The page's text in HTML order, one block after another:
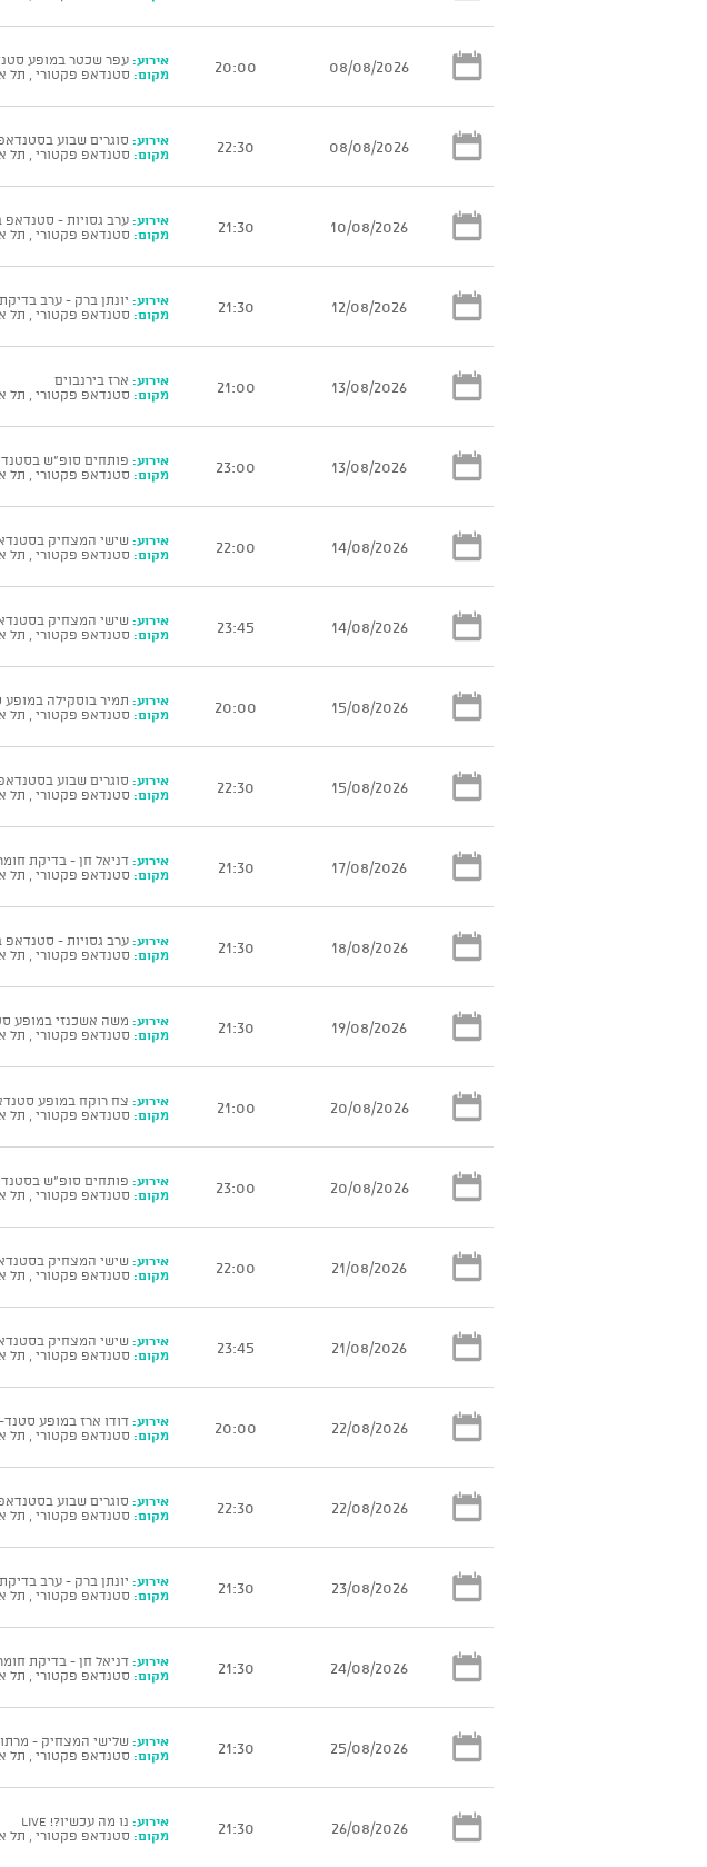
08/08/2026
20:00 אירוע: עפר שכטר במופע
מקום: סטנדאפ פקטורי , תל
08/08/2026
22:30 אירוע: סוגרים שבוע
מקום: סטנדאפ פקטורי , תל
10/08/2026
21:30 אירוע: ערב גסויות - סטנדאפ
מקום: סטנדאפ פקטורי , תל
12/08/2026
21:30 אירוע: יונתן ברק - ערב
מקום: סטנדאפ פקטורי , תל
13/08/2026
21:00 אירוע: ארז בירנבוים
מקום: סטנדאפ פקטורי , תל
13/08/2026
23:00 אירוע: פותחים סופ"ש
מקום: סטנדאפ פקטורי , תל
14/08/2026
22:00 אירוע: שישי המצחיק בסטנדאפ
מקום: סטנדאפ פקטורי , תל
14/08/2026
23:45 אירוע: שישי המצחיק בסטנדאפ
מקום: סטנדאפ פקטורי , תל
15/08/2026
20:00 אירוע: תמיר בוסקילה
מקום: סטנדאפ פקטורי , תל
15/08/2026
22:30 אירוע: סוגרים שבוע
מקום: סטנדאפ פקטורי , תל
17/08/2026
21:30 אירוע: דניאל חן - בדיקת
מקום: סטנדאפ פקטורי , תל
18/08/2026
21:30 אירוע: ערב גסויות - סטנדאפ
מקום: סטנדאפ פקטורי , תל
19/08/2026
21:30 אירוע: משה אשכנזי במופע
מקום: סטנדאפ פקטורי , תל
20/08/2026
21:00 אירוע: צח רוקח במופע
מקום: סטנדאפ פקטורי , תל
20/08/2026
23:00 אירוע: פותחים סופ"ש
מקום: סטנדאפ פקטורי , תל
21/08/2026
22:00 אירוע: שישי המצחיק בסטנדאפ
מקום: סטנדאפ פקטורי , תל
21/08/2026
23:45 אירוע: שישי המצחיק בסטנדאפ
מקום: סטנדאפ פקטורי , תל
22/08/2026
20:00 אירוע: דודו ארז במופע
מקום: סטנדאפ פקטורי , תל
22/08/2026
22:30 אירוע: סוגרים שבוע
מקום: סטנדאפ פקטורי , תל
23/08/2026
21:30 אירוע: יונתן ברק - ערב
מקום: סטנדאפ פקטורי , תל
24/08/2026
21:30 אירוע: דניאל חן - בדיקת
מקום: סטנדאפ פקטורי , תל
25/08/2026
21:30 אירוע: שלישי המצחיק -
מקום: סטנדאפ פקטורי , תל
26/08/2026
21:30 אירוע: נו מה עכשיו?! Live
מקום: סטנדאפ פקטורי , תל